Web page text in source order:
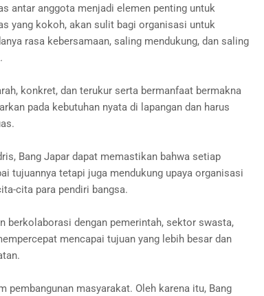
antar anggota menjadi elemen penting untuk
yang kokoh, akan sulit bagi organisasi untuk
rasa kebersamaan, saling mendukung, dan saling
konkret, dan terukur serta bermanfaat bermakna
pada kebutuhan nyata di lapangan dan harus
Bang Japar dapat memastikan bahwa setiap
tujuannya tetapi juga mendukung upaya organisasi
cita para pendiri bangsa.
berkolaborasi dengan pemerintah, sektor swasta,
mencapai tujuan yang lebih besar dan
pembangunan masyarakat. Oleh karena itu, Bang